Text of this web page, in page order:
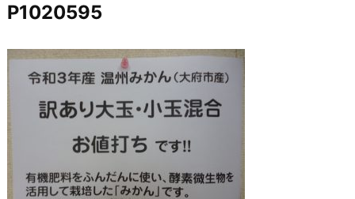
P1020595